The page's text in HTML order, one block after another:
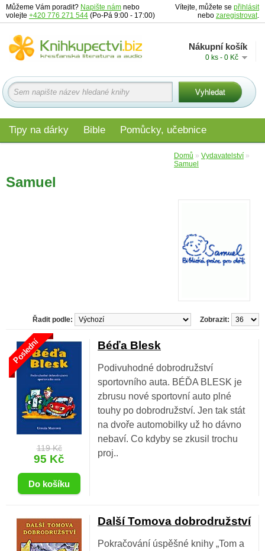
Můžeme Vám poradit? Napište nám nebo
volejte +420 776 271 544 (Po-Pá 9:00 - 17:00)
Vítejte, můžete se přihlásit
nebo zaregistrovat.
Nákupní košík
0 ks - 0 Kč
Tipy na dárky Bible Pomůcky, učebnice
Domů » Vydavatelství »
Samuel
Samuel
Zobrazit:
Řadit podle:
Poslední
119 Kč
95 Kč
Béďa Blesk
Podivuhodné dobrodružství
sportovního auta. BÉĎA BLESK je
zbrusu nové sportovní auto plné
touhy po dobrodružství. Jen tak stát
na dvoře automobilky už ho dávno
nebaví. Co kdyby se zkusil trochu
proj..
Další Tomova dobrodružství
Pokračování úspěšné knihy „Tom a